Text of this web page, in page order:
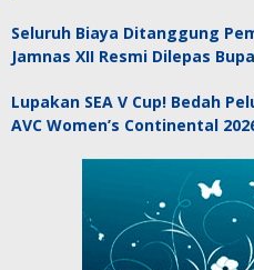
Seluruh Biaya Ditanggung
Jamnas XII Resmi Dilepas
Lupakan SEA V Cup! Bedah
AVC Women’s Continental